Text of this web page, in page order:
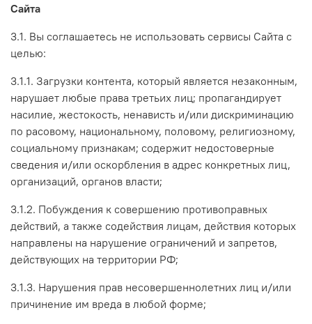
Сайта
3.1. Вы соглашаетесь не использовать сервисы Сайта с
целью:
3.1.1. Загрузки контента, который является незаконным,
нарушает любые права третьих лиц; пропагандирует
насилие, жестокость, ненависть и/или дискриминацию
по расовому, национальному, половому, религиозному,
социальному признакам; содержит недостоверные
сведения и/или оскорбления в адрес конкретных лиц,
организаций, органов власти;
3.1.2. Побуждения к совершению противоправных
действий, а также содействия лицам, действия которых
направлены на нарушение ограничений и запретов,
действующих на территории РФ;
3.1.3. Нарушения прав несовершеннолетних лиц и/или
причинение им вреда в любой форме;